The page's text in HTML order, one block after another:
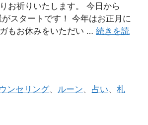
お祈りいたします。 今日から
スタートです！ 今年はお正月に
もお休みをいただい … 続きを読
ンセリング、 ルーン、 占い、札